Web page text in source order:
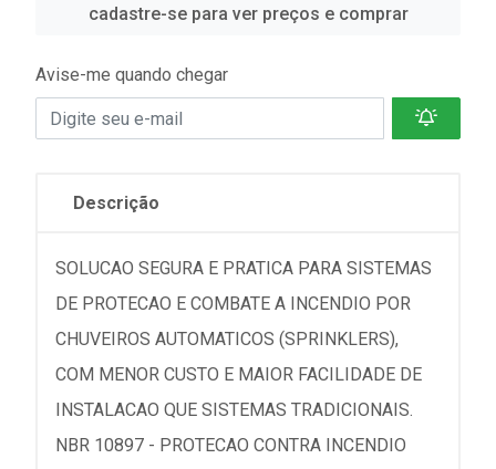
cadastre-se para ver preços e comprar
Avise-me quando chegar
Descrição
SOLUCAO SEGURA E PRATICA PARA SISTEMAS
DE PROTECAO E COMBATE A INCENDIO POR
CHUVEIROS AUTOMATICOS (SPRINKLERS),
COM MENOR CUSTO E MAIOR FACILIDADE DE
INSTALACAO QUE SISTEMAS TRADICIONAIS.
NBR 10897 - PROTECAO CONTRA INCENDIO